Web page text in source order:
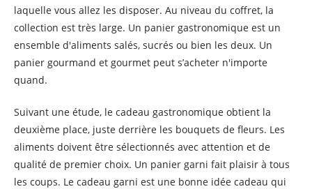
laquelle vous allez les disposer. Au niveau du coffret, la
collection est très large. Un panier gastronomique est un
ensemble d'aliments salés, sucrés ou bien les deux. Un
panier gourmand et gourmet peut s’acheter n'importe
quand.
Suivant une étude, le cadeau gastronomique obtient la
deuxième place, juste derrière les bouquets de fleurs. Les
aliments doivent être sélectionnés avec attention et de
qualité de premier choix. Un panier garni fait plaisir à tous
les coups. Le cadeau garni est une bonne idée cadeau qui